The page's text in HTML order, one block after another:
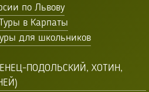
по Львову
в Карпаты
для школьников
ПОДОЛЬСКИЙ, ХОТИН,